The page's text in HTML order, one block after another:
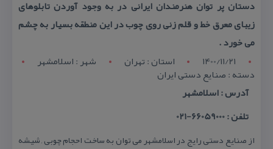
دستان پر توان هنرمندان ایرانی در به وجود آوردن تابلوهای
زیبای معرق خط و قلم زنی روی چوب در این منطقه بسیار به چشم
می خورد .
1400/11/21
استان : تهران شهر : اسلامشهر
دسته : صنایع دستی ایران
آدرس : اسلامشهر
تلفن : 66059000-021
از صنایع دستی رایج در اسلامشهر می توان به ساخت احجام چوبی , شیشه